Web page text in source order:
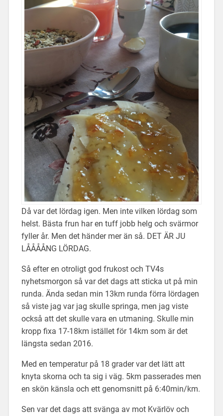
Då var det lördag igen. Men inte vilken lördag som
helst. Bästa frun har en tuff jobb helg och svärmor
fyller år. Men det händer mer än så. DET ÄR JU
LÅÅÅÅNG LÖRDAG.
Så efter en otroligt god frukost och TV4s
nyhetsmorgon så var det dags att sticka ut på min
runda. Ända sedan min 13km runda förra lördagen
så viste jag var jag skulle springa, men jag viste
också att det skulle vara en utmaning. Skulle min
kropp fixa 17-18km istället för 14km som är det
längsta sedan 2016.
Med en temperatur på 18 grader var det lätt att
knyta skorna och ta sig i väg. 5km passerades men
en skön känsla och ett genomsnitt på 6:40min/km.
Sen var det dags att svänga av mot Kvärlöv och